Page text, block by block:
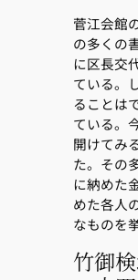
菅江会館
の多くの
に区長交
ている。
ることは
ている。
開けてみ
た。その
に納めた
めた各人
なものを
竹御